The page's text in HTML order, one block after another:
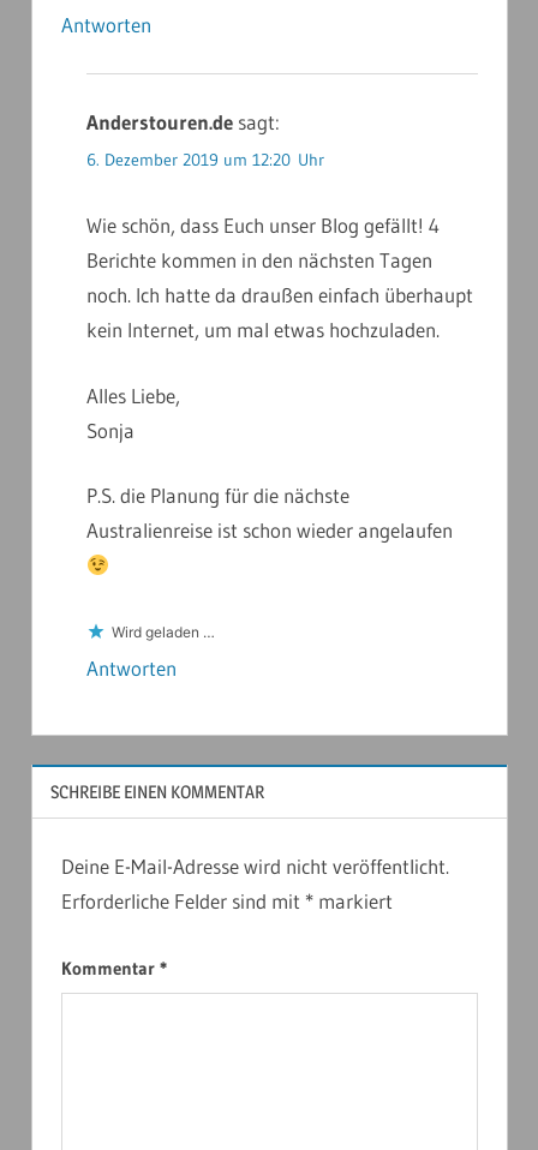
Antworten
Anderstouren.de sagt:
6. Dezember 2019 um 12:20 Uhr
Wie schön, dass Euch unser Blog gefällt! 4
Berichte kommen in den nächsten Tagen
noch. Ich hatte da draußen einfach überhaupt
kein Internet, um mal etwas hochzuladen.
Alles Liebe,
Sonja
P.S. die Planung für die nächste
Australienreise ist schon wieder angelaufen
Wird geladen …
Antworten
SCHREIBE EINEN KOMMENTAR
Deine E-Mail-Adresse wird nicht veröffentlicht.
Erforderliche Felder sind mit *markiert
Kommentar *